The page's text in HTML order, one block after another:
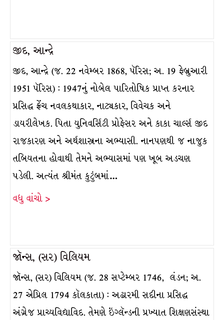
જીદ, આન્દ્રે
જીદ, આન્દ્રે (જ. 22 નવેમ્બર 1868, પૅરિસ; અ. 19 ફેબ્રુઆરી
1951 પૅરિસ) : 1947નું નોબેલ પારિતોષિક પ્રાપ્ત કરનાર
પ્રસિદ્ધ ફ્રેંચ નવલકથાકાર, નાટ્યકાર, વિવેચક અને
ડાયરીલેખક. પિતા યુનિવર્સિટી પ્રોફેસર અને કાકા ચાર્લ્સ જીદ
રાજકારણ અને અર્થશાસ્ત્રના અભ્યાસી. નાનપણથી જ નાજુક
તબિયતના હોવાથી તેમને અભ્યાસમાં પણ ખૂબ અડચણ
પડેલી. અત્યંત શ્રીમંત કુટુંબમાં…
વધુ વાંચો >
જૉન્સ, (સર) વિલિયમ
જૉન્સ, (સર) વિલિયમ (જ. 28 સપ્ટેમ્બર 1746, લંડન; અ.
27 એપ્રિલ 1794 કૉલકાતા) : અઢારમી સદીના પ્રસિદ્ધ
અંગ્રેજ પ્રાચ્યવિદ્યાવિદ. તેમણે ઇંગ્લૅન્ડની પ્રખ્યાત શિક્ષણસંસ્થા